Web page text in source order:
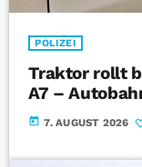
POLIZEI
Traktor rollt
A7 –
today 7. AUGUST 2026